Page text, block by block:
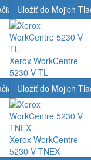
Uložiť do Mojich
Xerox WorkCentre
5230 V TL
Uložiť do Mojich
Xerox WorkCentre
5230 V TNEX